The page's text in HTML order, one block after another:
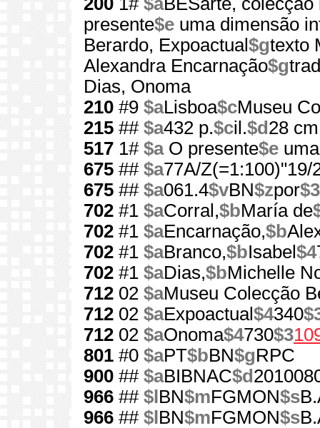
presente$e uma dimensão
Berardo, Expoactual$gtexto
Alexandra Encarnação$g
Dias, Onoma
210 #9 $aLisboa$cMuseu
215 ## $a432 p.$cil.$d 28 cm
517 1# $aO presente$e
675 ## $a77A/Z(=1:100)"19/
675 ## $a061.4$vBN$zpor$3
702 #1 $aCorral,$bMaría de
702 #1 $aEncarnação,$b
702 #1 $aBranco,$bIsabel $4
702 #1 $aDias,$bMichelle
712 02 $aMuseu Colecção
712 02 $aExpoactual$4340
712 02 $aOnoma$4730$3
801 #0 $aPT$bBN$gRPC
900 ## $aBIBNAC$d
966 ## $l BN$mFGMON$s
966 ## $l BN$mFGMON$s